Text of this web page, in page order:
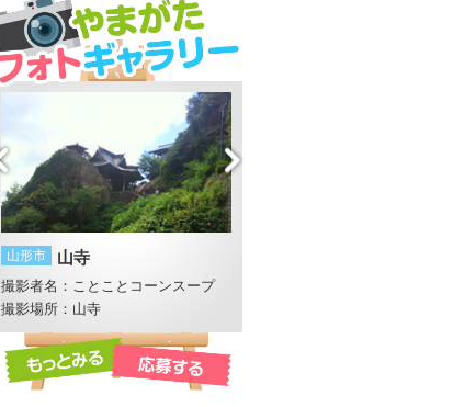
山形市 山寺
撮影者名：ことことコーンスープ
撮影場所：山寺